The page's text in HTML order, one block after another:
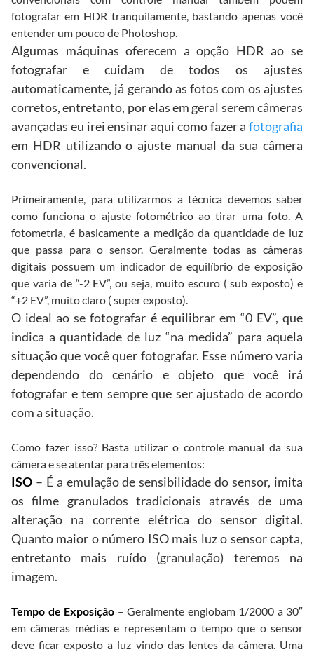
fotografar em HDR tranquilamente, bastando apenas você
entender um pouco de Photoshop.
Algumas máquinas oferecem a opção HDR ao se
fotografar e cuidam de todos os ajustes
automaticamente, já gerando as fotos com os ajustes
corretos, entretanto, por elas em geral serem câmeras
avançadas eu irei ensinar aqui como fazer a fotografia
em HDR utilizando o ajuste manual da sua câmera
convencional.
Primeiramente, para utilizarmos a técnica devemos saber
como funciona o ajuste fotométrico ao tirar uma foto. A
fotometria, é basicamente a medição da quantidade de luz
que passa para o sensor. Geralmente todas as câmeras
digitais possuem um indicador de equilíbrio de exposição
que varia de “-2 EV”, ou seja, muito escuro ( sub exposto) e
“+2 EV”, muito claro ( super exposto).
O ideal ao se fotografar é equilibrar em “0 EV”, que
indica a quantidade de luz “na medida” para aquela
situação que você quer fotografar. Esse número varia
dependendo do cenário e objeto que você irá
fotografar e tem sempre que ser ajustado de acordo
com a situação.
Como fazer isso? Basta utilizar o controle manual da sua
câmera e se atentar para três elementos:
ISO – É a emulação de sensibilidade do sensor, imita
os filme granulados tradicionais através de uma
alteração na corrente elétrica do sensor digital.
Quanto maior o número ISO mais luz o sensor capta,
entretanto mais ruído (granulação) teremos na
imagem.
Tempo de Exposição – Geralmente englobam 1/2000 a 30″
em câmeras médias e representam o tempo que o sensor
deve ficar exposto a luz vindo das lentes da câmera. Uma